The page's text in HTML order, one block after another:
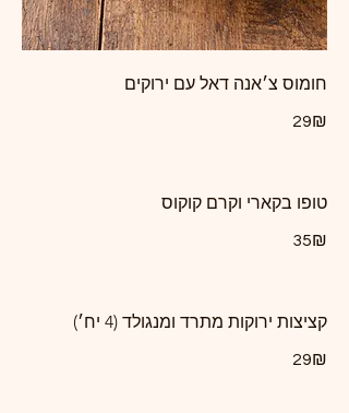
חומוס צ׳אנה דאל עם ירוקים
‏29 ‏₪
טופו בקארי וקרם קוקוס
‏35 ‏₪
קציצות ירוקות מתרד ומנגולד (4 יח׳)
‏29 ‏₪